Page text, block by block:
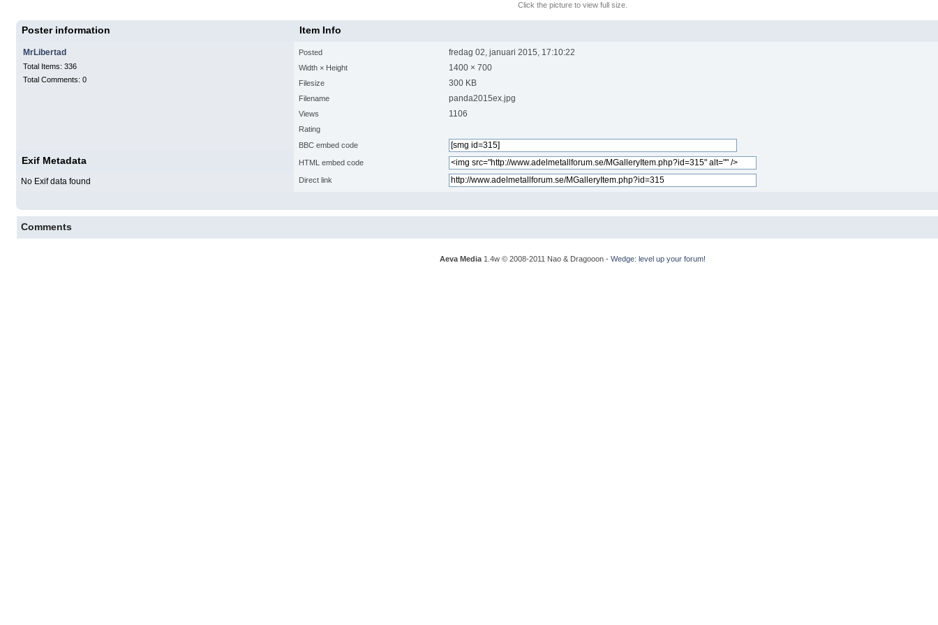
Click the picture to view full size.
Poster information Item Info
MrLibertad
Total Items: 336
Total Comments: 0
Posted fredag 02, januari 2015, 17:10:22
Width × Height 1400 × 700
Filesize 300 KB
Filename panda2015ex.jpg
Views 1106
Rating
BBC embed code
HTML embed code
Direct link
Exif Metadata
No Exif data found
Comments
Aeva Media1.4w © 2008-2011 Nao & Dragooon - Wedge: level up your forum!